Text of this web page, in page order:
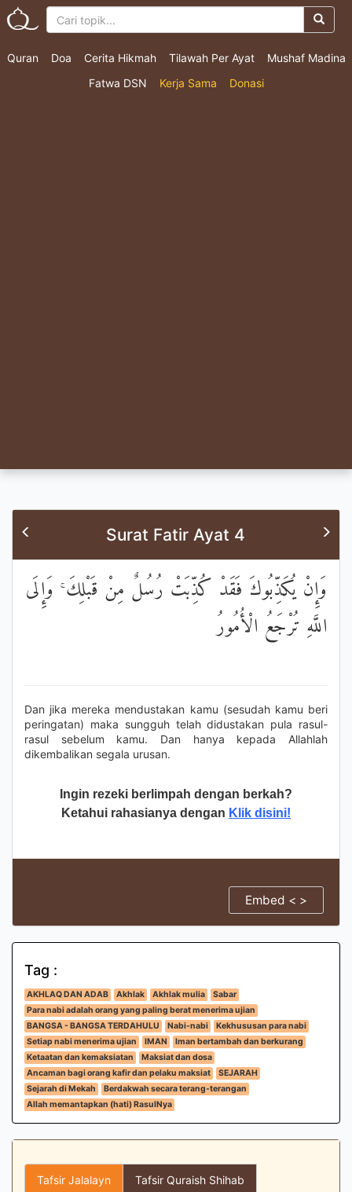
Quran Doa Cerita Hikmah Tilawah Per Ayat
Mushaf Madina
Fatwa DSN
Kerja Sama Donasi
Surat Fatir Ayat 4
وَإِنْ يُكَذِّبُوكَ فَقَدْ كُذِّبَتْ رُسُلٌ مِنْ قَبْلِكَ ۚ وَإِلَى
اللَّهِ تُرْجَعُ الْأُمُورُ
Dan jika mereka mendustakan kamu (sesudah kamu beri
peringatan) maka sungguh telah didustakan pula rasul-
rasul sebelum kamu. Dan hanya kepada Allahlah
dikembalikan segala urusan.
Ingin rezeki berlimpah dengan berkah?
Ketahui rahasianya dengan Klik disini!
Embed < >
Tag :
AKHLAQ DAN ADAB Akhlak Akhlak mulia
Sabar
Para nabi adalah orang yang paling berat menerima ujian
BANGSA - BANGSA TERDAHULU
Nabi-nabi
Kekhususan para nabi
Setiap nabi menerima ujian
IMAN
Iman bertambah dan berkurang
Ketaatan dan kemaksiatan
Maksiat dan dosa
Ancaman bagi orang kafir dan pelaku maksiat
SEJARAH
Sejarah di Mekah
Berdakwah secara terang-terangan
Allah memantapkan (hati) RasulNya
Tafsir Jalalayn Tafsir Quraish Shihab